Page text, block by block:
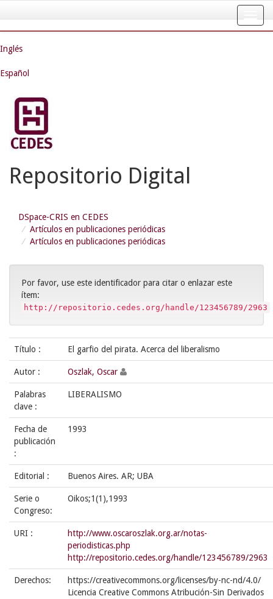
navigation
Inglés
Español
Repositorio Digital
DSpace-CRIS en CEDES
Artículos en publicaciones periódicas
Artículos en publicaciones periódicas
Por favor, use este identificador para citar o enlazar este
ítem:
http://repositorio.cedes.org/handle/123456789/2963
Título : El garfio del pirata. Acerca del liberalismo
Autor : Oszlak, Oscar
Palabras
clave :
LIBERALISMO
Fecha de
publicación
:
1993
Editorial : Buenos Aires. AR; UBA
Serie o
Congreso:
Oikos;1(1),1993
URI :
http://www.oscaroszlak.org.ar/notas-
periodisticas.php
http://repositorio.cedes.org/handle/123456789/2963
Derechos:
https://creativecommons.org/licenses/by-nc-nd/4.0/
Licencia Creative Commons Atribución-Sin Derivados